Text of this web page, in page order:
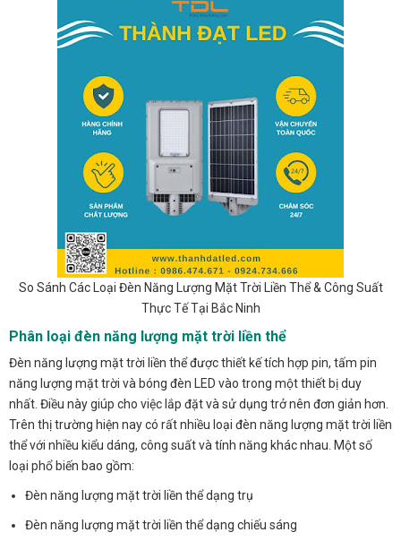
So Sánh Các Loại Đèn Năng Lượng Mặt Trời Liền Thể & Công Suất
Thực Tế Tại Bắc Ninh
Phân loại đèn năng lượng mặt trời liền thể
Đèn năng lượng mặt trời liền thể được thiết kế tích hợp pin, tấm pin
năng lượng mặt trời và bóng đèn LED vào trong một thiết bị duy
nhất. Điều này giúp cho việc lắp đặt và sử dụng trở nên đơn giản hơn.
Trên thị trường hiện nay có rất nhiều loại đèn năng lượng mặt trời liền
thể với nhiều kiểu dáng, công suất và tính năng khác nhau. Một số
loại phổ biến bao gồm:
Đèn năng lượng mặt trời liền thể dạng trụ
Đèn năng lượng mặt trời liền thể dạng chiếu sáng